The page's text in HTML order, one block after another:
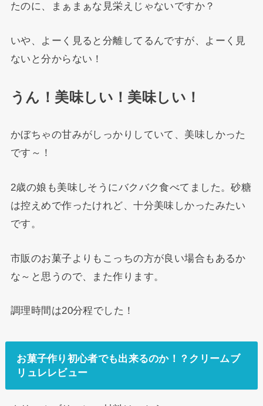
たのに、まぁまぁな見栄えじゃないですか？
いや、よーく見ると分離してるんですが、よーく見
ないと分からない！
うん！美味しい！美味しい！
かぼちゃの甘みがしっかりしていて、美味しかった
です～！
2歳の娘も美味しそうにバクバク食べてました。砂糖
は控えめで作ったけれど、十分美味しかったみたい
です。
市販のお菓子よりもこっちの方が良い場合もあるか
な～と思うので、また作ります。
調理時間は20分程でした！
お菓子作り初心者でも出来るのか！？クリームブ
リュレレビュー